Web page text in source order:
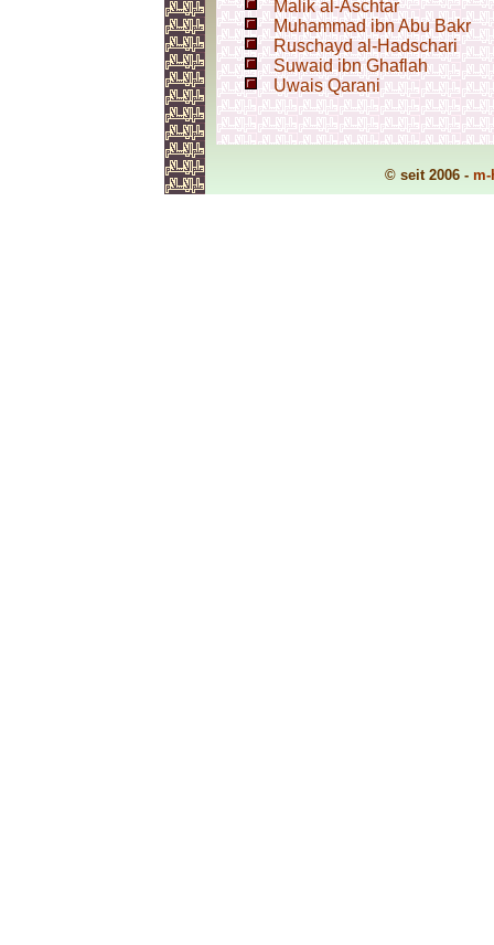
Malik al-Aschtar
Muhammad ibn Abu Bakr
Ruschayd al-Hadschari
Suwaid ibn Ghaflah
Uwais Qarani
© seit 2006 - m-